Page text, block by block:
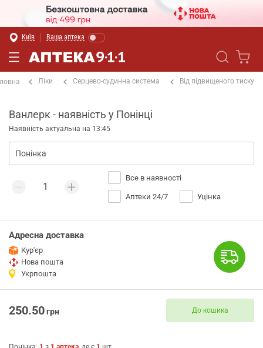
Київ Ваша аптека
Ліки Серцево-судинна система Від підвищеного тиску
Ванлерк - наявність у Понінці
Наявність актуальна на 13:45
Все в наявності
Аптеки 24/7 Уцінка
Адресна доставка
Кур'єр
Нова пошта
Укрпошта
250.50грн До кошика